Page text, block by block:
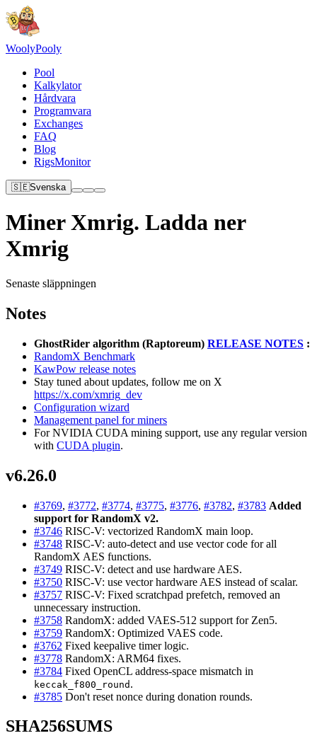
WoolyPooly
Pool
Kalkylator
Hårdvara
Programvara
Exchanges
FAQ
Blog
RigsMonitor
🇸🇪Svenska
Miner Xmrig. Ladda ner
Xmrig
Senaste släppningen
Notes
GhostRider algorithm (Raptoreum) RELEASE NOTES :
RandomX Benchmark
KawPow release notes
Stay tuned about updates, follow me on X
https://x.com/xmrig_dev
Configuration wizard
Management panel for miners
For NVIDIA CUDA mining support, use any regular version
with CUDA plugin.
v6.26.0
#3769, #3772, #3774, #3775, #3776, #3782, #3783 Added
support for RandomX v2.
#3746 RISC-V: vectorized RandomX main loop.
#3748 RISC-V: auto-detect and use vector code for all
RandomX AES functions.
#3749 RISC-V: detect and use hardware AES.
#3750 RISC-V: use vector hardware AES instead of scalar.
#3757 RISC-V: Fixed scratchpad prefetch, removed an
unnecessary instruction.
#3758 RandomX: added VAES-512 support for Zen5.
#3759 RandomX: Optimized VAES code.
#3762 Fixed keepalive timer logic.
#3778 RandomX: ARM64 fixes.
#3784 Fixed OpenCL address-space mismatch in
keccak_f800_round .
#3785 Don't reset nonce during donation rounds.
SHA256SUMS